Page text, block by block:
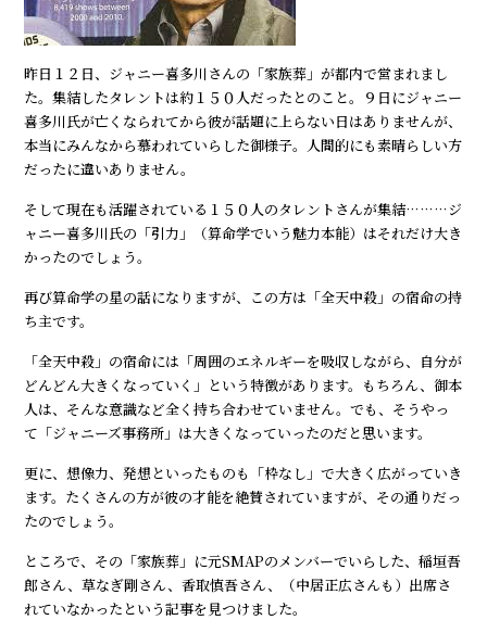
昨日１２日、ジャニー喜多川さんの「家族葬」が都内で営まれまし
た。集結したタレントは約１５０人だったとのこと。９日にジャニー
喜多川氏が亡くなられてから彼が話題に上らない日はありませんが、
本当にみんなから慕われていらした御様子。人間的にも素晴らしい方
だったに違いありません。
そして現在も活躍されている１５０人のタレントさんが集結………ジ
ャニー喜多川氏の「引力」（算命学でいう魅力本能）はそれだけ大き
かったのでしょう。
再び算命学の星の話になりますが、この方は「全天中殺」の宿命の持
ち主です。
「全天中殺」の宿命には「周囲のエネルギーを吸収しながら、自分が
どんどん大きくなっていく」という特徴があります。もちろん、御本
人は、そんな意識など全く持ち合わせていません。でも、そうやっ
て「ジャニーズ事務所」は大きくなっていったのだと思います。
更に、想像力、発想といったものも「枠なし」で大きく広がっていき
ます。たくさんの方が彼の才能を絶賛されていますが、その通りだっ
たのでしょう。
ところで、その「家族葬」に元SMAPのメンバーでいらした、稲垣吾
郎さん、草なぎ剛さん、香取慎吾さん、（中居正広さんも）出席さ
れていなかったという記事を見つけました。